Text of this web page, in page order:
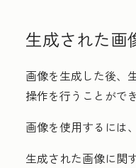
生成された画
画像を生成した後、
操作を行うことがで
画像を使用するには
生成された画像に関